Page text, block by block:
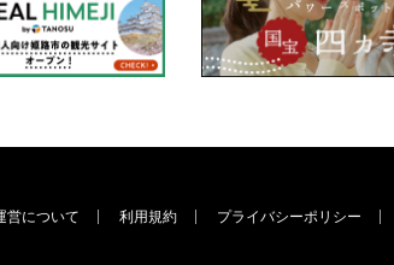
営について 利用規約 プライバシーポリシー